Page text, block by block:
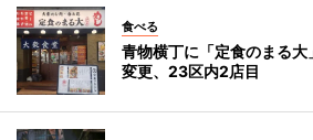
食べる
青物横丁に「定食のまる
変更、23区内2店目